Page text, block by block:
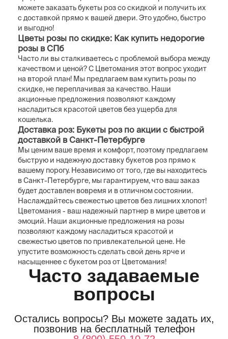
можете заказать букеты роз со скидкой и получить их
с доставкой прямо к вашей двери. Это удобно, быстро
и выгодно!
Цветы розы по скидке: Как купить недорогие
розы в СПб
Часто ли вы сталкиваетесь с проблемой выбора между
качеством и ценой? С Цветомания этот вопрос уходит
на второй план! Мы предлагаем вам купить розы по
скидке, не переплачивая за качество. Наши
акционные предложения позволяют каждому
насладиться красотой цветов без ущерба для
кошелька.
Доставка роз: Букеты роз по акции с быстрой
доставкой в Санкт-Петербурге
Мы ценим ваше время и комфорт, поэтому предлагаем
быструю и надежную доставку букетов роз прямо к
вашему порогу. Независимо от того, где вы находитесь
в Санкт-Петербурге, мы гарантируем, что ваш заказ
будет доставлен вовремя и в отличном состоянии.
Наслаждайтесь свежестью цветов без лишних хлопот!
Цветомания - ваш надежный партнер в мире цветов и
эмоций. Наши акционные предложения на розы
позволяют каждому насладиться красотой и
свежестью цветов по привлекательной цене. Не
упустите возможность сделать свой день ярче и
насыщеннее с букетом роз от Цветомания!
Часто задаваемые
вопросы
Остались вопросы? Вы можете задать их,
позвонив на бесплатный телефон